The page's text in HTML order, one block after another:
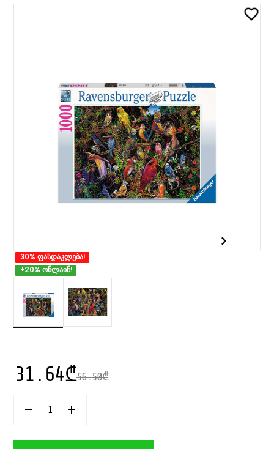
30% ფასდაკლება!
+20% ონლაინ!
56.50₾
31.64₾
ᲠᲐᲝᲓᲔᲜᲝᲑᲐ:
ᲜᲐᲬᲘᲚᲘᲗ